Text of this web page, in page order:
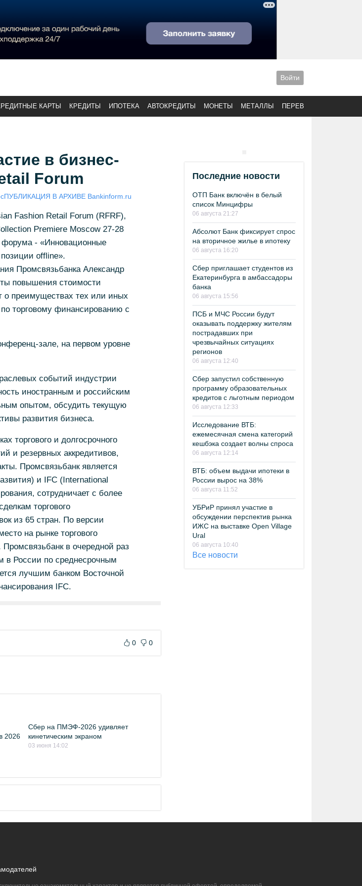
Войти
КАРТЫ КРЕДИТЫ ИПОТЕКА АВТОКРЕДИТЫ МОНЕТЫ МЕТАЛЛЫ ПЕРЕВОДЫ
в бизнес-
Forum
ПУБЛИКАЦИЯ В АРХИВЕ Bankinform.ru
Fashion Retail Forum (RFRF),
Premiere Moscow 27-28
форума - «Инновационные
offline».
Промсвязьбанка Александр
повышения стоимости
о преимуществах тех или иных
торговому финансированию с
зале, на первом уровне
событий индустрии
иностранным и российским
опытом, обсудить текущую
развития бизнеса.
торгового и долгосрочного
и резервных аккредитивов,
Промсвязьбанк является
и IFC (International
сотрудничает с более
торгового
из 65 стран. По версии
на рынке торгового
в очередной раз
России по среднесрочным
лучшим банком Восточной
IFC.
0 0
2026
Сбер на ПМЭФ-2026 удивляет
кинетическим экраном
03 июня 14:02
Последние новости
ОТП Банк включён в белый
список Минцифры
06 августа 21:27
Абсолют Банк фиксирует спрос
на вторичное жилье в ипотеку
06 августа 16:20
Сбер приглашает студентов из
Екатеринбурга в амбассадоры
банка
06 августа 15:56
ПСБ и МЧС России будут
оказывать поддержку жителям
пострадавших при
чрезвычайных ситуациях
регионов
06 августа 12:40
Сбер запустил собственную
программу образовательных
кредитов с льготным периодом
06 августа 12:33
Исследование ВТБ:
ежемесячная смена категорий
кешбэка создает волны спроса
06 августа 12:14
ВТБ: объем выдачи ипотеки в
России вырос на 38%
06 августа 11:52
УБРиР принял участие в
обсуждении перспектив рынка
ИЖС на выставке Open Village
Ural
06 августа 10:40
Все новости